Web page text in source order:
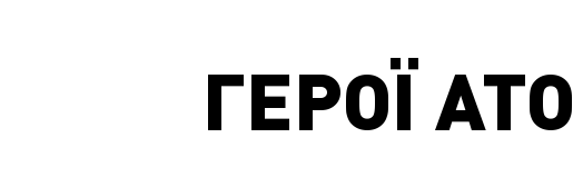
ГЕРОЇ АТО